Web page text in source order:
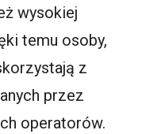
wysokiej
temu osoby,
z
przez
operatorów.